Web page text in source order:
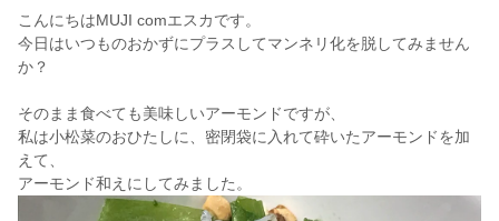
こんにちはMUJI comエスカです。
今日はいつものおかずにプラスしてマンネリ化を脱してみません
か？
そのまま食べても美味しいアーモンドですが、
私は小松菜のおひたしに、密閉袋に入れて砕いたアーモンドを加
えて、
アーモンド和えにしてみました。